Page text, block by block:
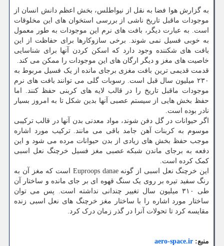
به گزارش هوا فضا به نقل از نیواطلس، بخش اعظم دانش انسان از
موجودات ماقبل تاریخ ناشی از بررسی استخوان های این مخلوقات
است. به عبارت دیگر، بافت های نرم این موجودات به طور معمول
به خوبی فسیل نمی شوند. برخی سازوکارها برای حفاظت از این
بافت های شکننده وجود دارد که اسکن کردن آنها برای شناسایی
خاصیت های مغز و دیگر ارگان های این موجودات را ممکن می کند.
قدمت قدیمی ترین بافت مغزی برجای مانده از یک فسیل مربوط به
۲۳۰ میلیون سال قبل است. رسوبات گلی می توانند بافت های نرم
موجودات ماقبل تاریخ را در قالب لایه های کربنی حفظ کنند. اما
حفظ بخش هایی از سیستم عصبی آنها بدین شکل تا به امروز بسیار
نادر بوده است.
اگر حیوانات در گل دفن شوند، مواد معدنی بدن آنها در قالب ترکیبی
موسوم به کربنات آهن جامد باقی می مانند. ترکیب مورد اشاره
موجب حفظ بخش های زیادی از بدن حیوانات مرده می شود و این
دفعه به برجای ماندن شبکه عصبی مغز فسیل خرچنگ نعل اسبی
کمک کرده است.
این خرچنگ نعل اسبی از گونه Euproops danae است که مغز آن به
رنگ سفید تیره بر روی یک سنگ قهوه ای بر جای مانده و ساختار آن
طی ۳۱۰ میلیون سال تغییر چندانی نداشته است. پس می توان
ساختار مورد اشاره را با ساختار مغز خرچنگ های نعل اسبی زنده
مقایسه کرد تا تحولات آنرا در گذر زمان درک کرد.
منبع: aero-space.ir